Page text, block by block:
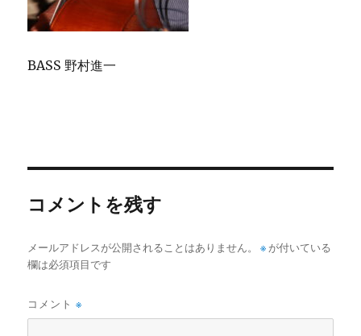
BASS 野村進一
コメントを残す
メールアドレスが公開されることはありません。 ※ が付いている
欄は必須項目です
コメント※